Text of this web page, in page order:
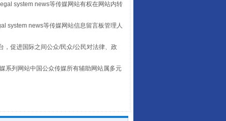
system news等传媒网站有权在网站内转
system news等传媒网站信息留言板管理人
促进国际之间公众/民众/公民对法律、政
系列网站中国公众传媒所有辅助网站属多元